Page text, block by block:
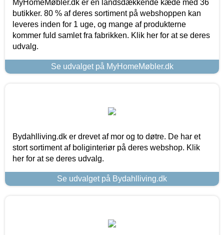
MyHomeMøbler.dk er en landsdækkende kæde med 36
butikker. 80 % af deres sortiment på webshoppen kan
leveres inden for 1 uge, og mange af produkterne
kommer fuld samlet fra fabrikken. Klik her for at se deres
udvalg.
Se udvalget på MyHomeMøbler.dk
Bydahlliving.dk er drevet af mor og to døtre. De har et
stort sortiment af boliginteriør på deres webshop. Klik
her for at se deres udvalg.
Se udvalget på Bydahlliving.dk